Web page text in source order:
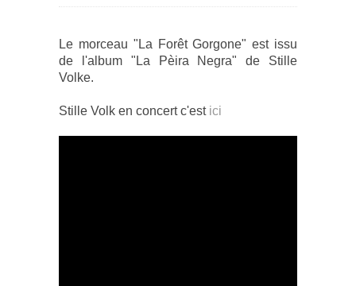
Le morceau "La Forêt Gorgone" est issu
de l'album "La Pèira Negra" de Stille
Volke.
Stille Volk en concert c'est ici